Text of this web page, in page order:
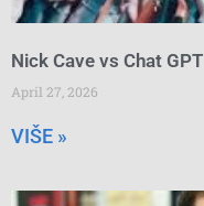
Nick Cave vs Chat GPT
April 27, 2026
VIŠE »